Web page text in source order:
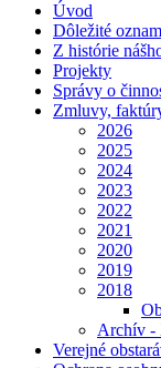
Úvod
Dôležité
Z histórie
Projekty
Správy o
Zmluvy,
2026
2025
2024
2023
2022
2021
2020
2019
2018
Archív -
Verejné